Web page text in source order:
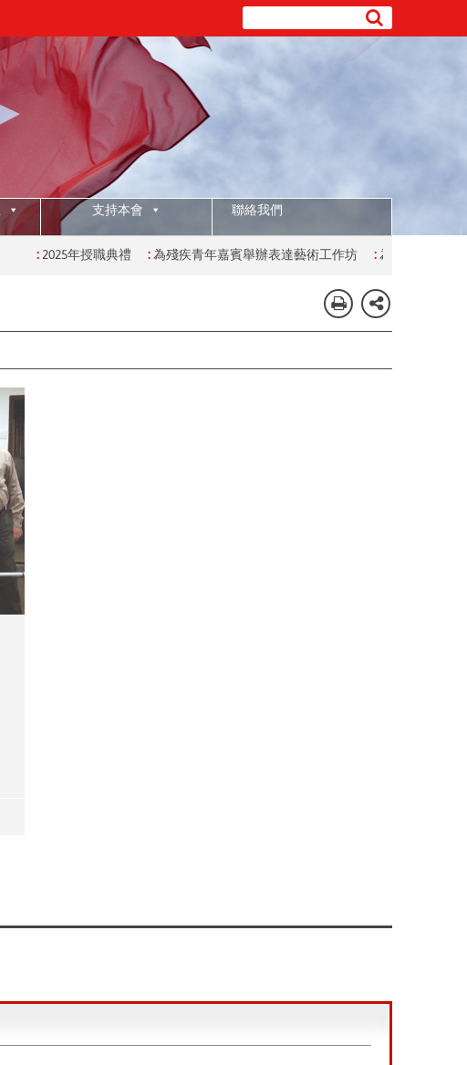
支持本會 聯絡我們
2025年授職典禮 :為殘疾青年嘉賓舉辦表達藝術工作坊 :為有特殊學習需要的